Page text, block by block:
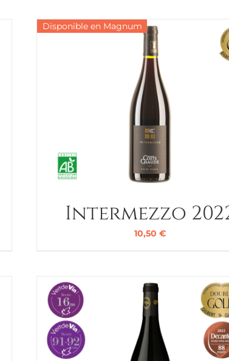
Disponible en Magnum
Intermezzo
10,50 €